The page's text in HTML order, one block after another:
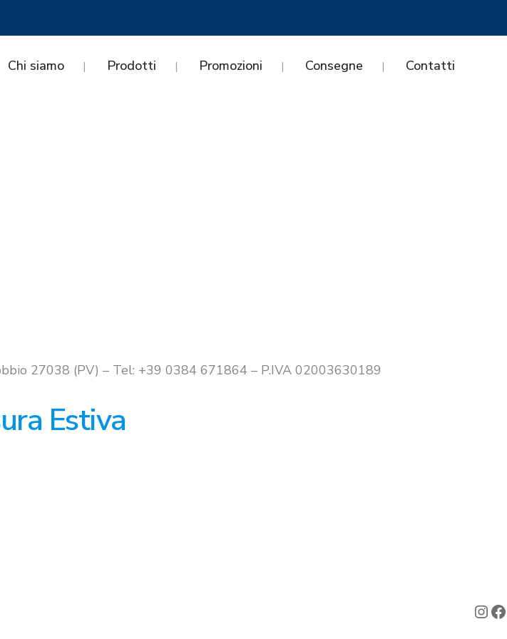
Chi siamo Prodotti Promozioni Consegne Contatti
27038 (PV) – Tel: +39 0384 671864 – P.IVA 02003630189
Estiva